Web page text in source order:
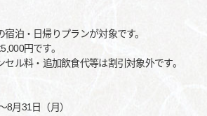
泊・日帰りプランが対象です。
円です。
ル料・追加飲食代等は割引対象外です。
8月31日（月）